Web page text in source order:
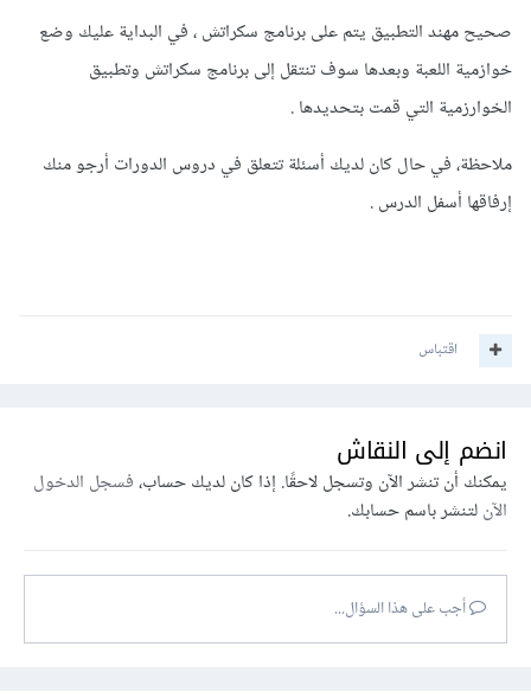
صحيح مهند التطبيق يتم على برنامج سكراتش ، في البداية عليك وضع
خوازمية اللعبة وبعدها سوف تنتقل إلى برنامج سكراتش وتطبيق
الخوارزمية التي قمت بتحديدها .
ملاحظة، في حال كان لديك أسئلة تتعلق في دروس الدورات أرجو منك
إرفاقها أسفل الدرس .
اقتباس
انضم إلى النقاش
يمكنك أن تنشر الآن وتسجل لاحقًا. إذا كان لديك حساب،فسجل الدخول
الآنلتنشر باسم حسابك.
أجب على هذا السؤال...